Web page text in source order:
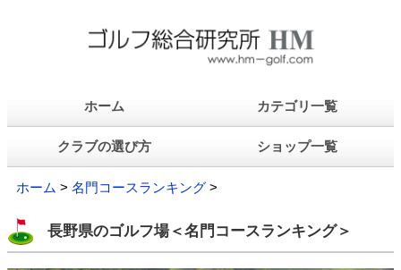
ホーム カテゴリ一覧
クラブの選び方 ショップ一覧
ホーム > 名門コースランキング >
長野県のゴルフ場＜名門コースランキング＞